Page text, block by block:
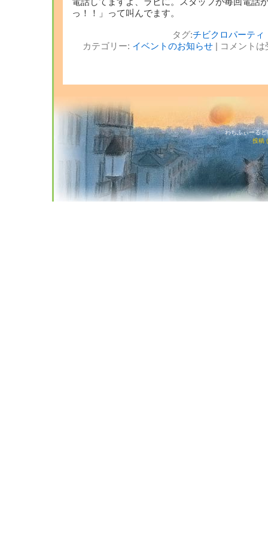
っ！！」って叫んでます。
タグ:チビクロパーティ
カテゴリー: イベントのお知らせ| コメント
わちふぃーる
投稿